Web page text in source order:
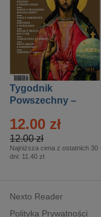
Tygodnik
Powszechny –
12.00 zł
12.00 zł
Najniższa cena z ostatnich 30
dni: 11.40 zł
Nexto Reader
Polityka Prywatności